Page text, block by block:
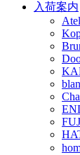
入荷案内